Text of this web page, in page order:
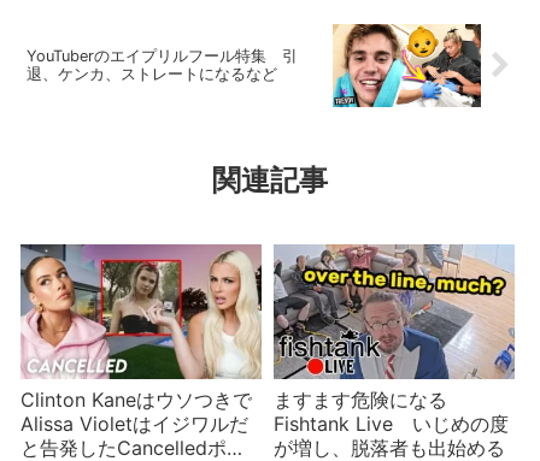
YouTuberのエイプリルフール特集 引
退、ケンカ、ストレートになるなど
関連記事
Clinton Kaneはウソつきで
Alissa Violetはイジワルだ
と告発したCancelledポッ
ますます危険になる
Fishtank Live いじめの度
が増し、脱落者も出始める